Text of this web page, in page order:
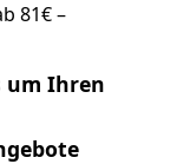
81€ –
um Ihren